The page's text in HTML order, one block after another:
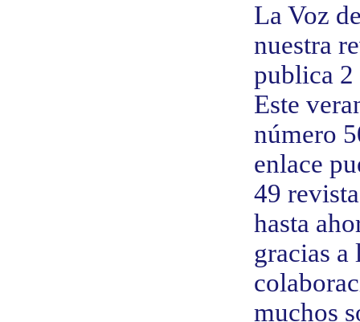
La Voz
nuestra
publica 2
Este
número
enlace
49
hasta
gracias a
muchos